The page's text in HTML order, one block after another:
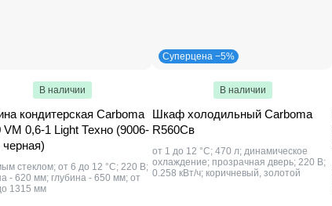
В наличии
кондитерская Carboma
VM 0,6-1 Light Техно (9006-
черная)
стеклом; от 6 до 12 °С; 220 В;
- 620 мм; глубина - 650 мм; от
1315 мм
Суперцена −5%
В наличии
Шкаф холодильный Carboma
R560Св
от 1 до 12 °C; 470 л; динамическое
охлаждение; прозрачная дверь; 220 В;
0.258 кВт/ч; коричневый, золотой